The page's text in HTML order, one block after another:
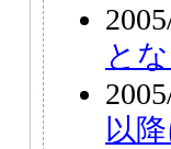
と
以